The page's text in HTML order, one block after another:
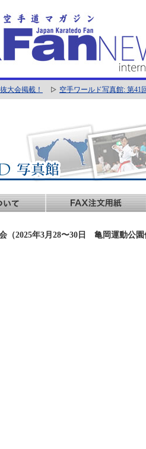
大会掲載！ 空手ワールド写真館: 第41
（2025年3月28〜30日 亀岡運動公園